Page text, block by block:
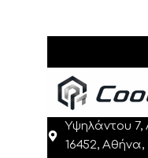
Υψηλάντου 7,
16452,